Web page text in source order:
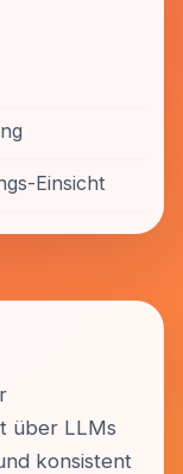
Einsicht
über LLMs
konsistent